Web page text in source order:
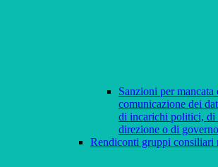
Sanzioni per mancata
comunicazione dei
di incarichi politici, di
direzione o di governo
Rendiconti gruppi consiliari